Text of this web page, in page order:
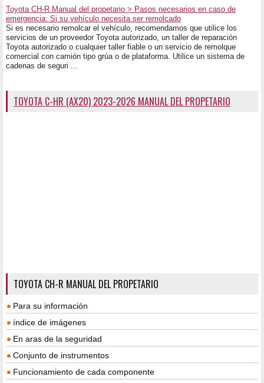
Toyota CH-R Manual del propetario > Pasos necesarios en caso de
emergencia: Si su vehículo necesita ser remolcado
Si es necesario remolcar el vehículo, recomendamos que utilice los
servicios de un proveedor Toyota autorizado, un taller de reparación
Toyota autorizado o cualquier taller fiable o un servicio de remolque
comercial con camión tipo grúa o de plataforma. Utilice un sistema de
cadenas de seguri ...
TOYOTA C-HR (AX20) 2023-2026 MANUAL DEL PROPETARIO
TOYOTA CH-R MANUAL DEL PROPETARIO
Para su información
índice de imágenes
En aras de la seguridad
Conjunto de instrumentos
Funcionamiento de cada componente